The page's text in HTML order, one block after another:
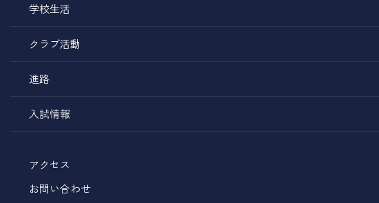
学校生活
クラブ活動
進路
入試情報
アクセス
お問い合わせ